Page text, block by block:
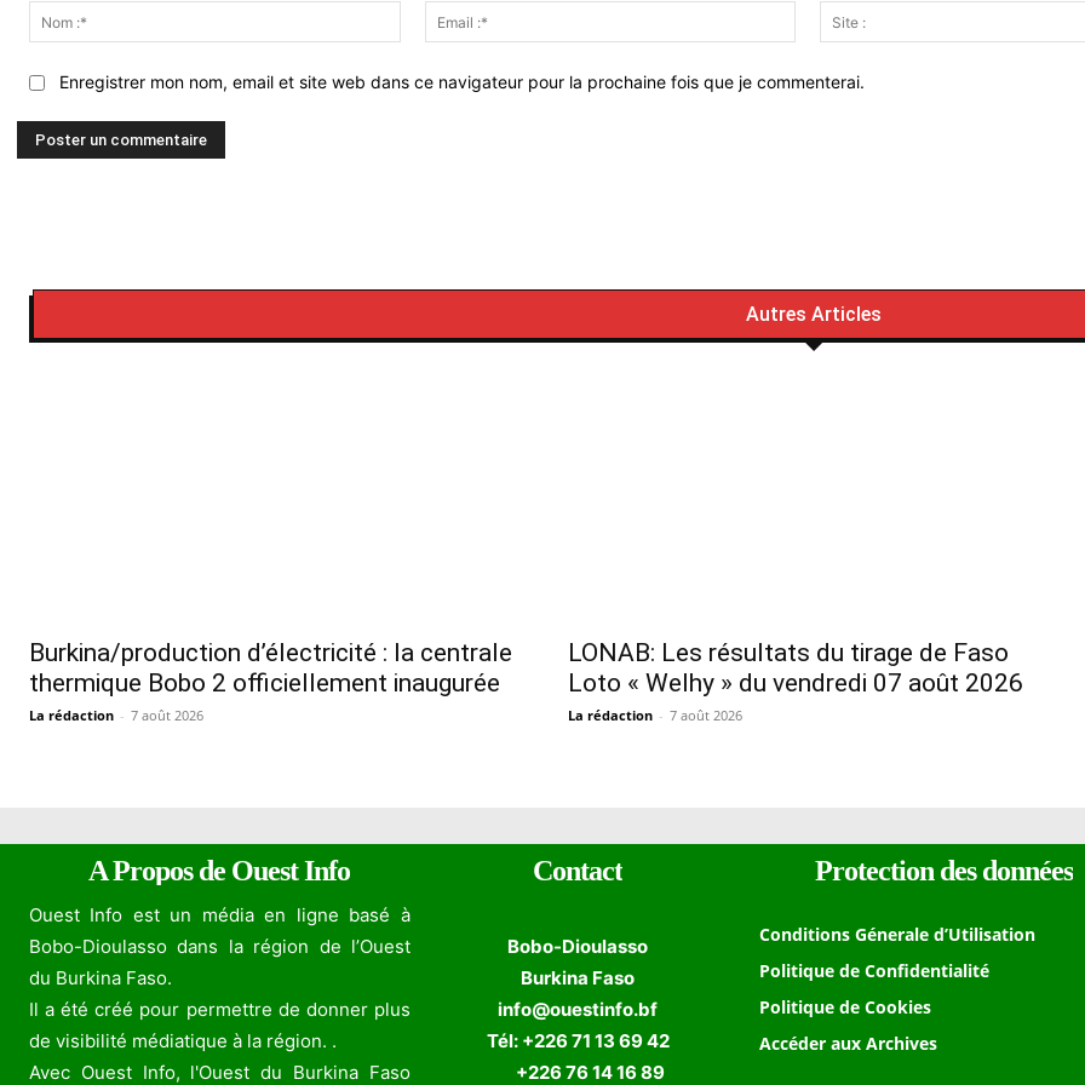
:*
Email
:*
Enregistrer mon nom, email et site web dans ce navigateur pour la prochaine fois que je commenterai.
Autres Articles
Burkina/production d’électricité : la centrale
thermique Bobo 2 officiellement inaugurée
La rédaction - 7 août 2026
LONAB: Les résultats du tirage de Faso
Loto « Welhy » du vendredi 07 août 2026
La rédaction - 7 août 2026
A Propos de Ouest Info
Ouest Info est un média en ligne basé à
Bobo-Dioulasso dans la région de l’Ouest
du Burkina Faso.
Il a été créé pour permettre de donner plus
de visibilité médiatique à la région. .
Avec Ouest Info, l'Ouest du Burkina Faso
Contact
Bobo-Dioulasso
Burkina Faso
info@ouestinfo.bf
Tél: +226 71 13 69 42
+226 76 14 16 89
Protection des données
Conditions Génerale d’Utilisation
Politique de Confidentialité
Politique de Cookies
Accéder aux Archives